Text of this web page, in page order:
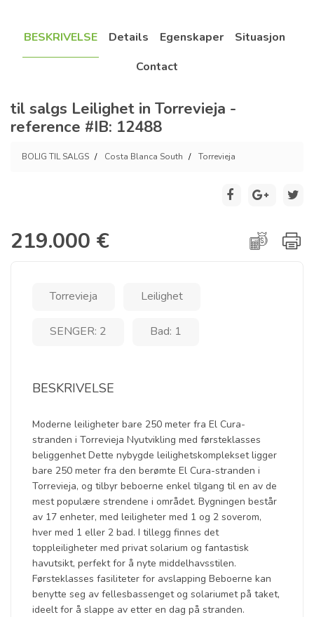
BESKRIVELSE Details Egenskaper
Situasjon
Contact
til salgs Leilighet in Torrevieja -
reference #IB: 12488
BOLIG TIL SALGS Costa Blanca South Torrevieja
219.000 €
Torrevieja Leilighet
SENGER: 2 Bad: 1
BESKRIVELSE
Moderne leiligheter bare 250 meter fra El Cura-
stranden i Torrevieja Nyutvikling med førsteklasses
beliggenhet Dette nybygde leilighetskomplekset ligger
bare 250 meter fra den berømte El Cura-stranden i
Torrevieja, og tilbyr beboerne enkel tilgang til en av de
mest populære strendene i området. Bygningen består
av 17 enheter, med leiligheter med 1 og 2 soverom,
hver med 1 eller 2 bad. I tillegg finnes det
toppleiligheter med privat solarium og fantastisk
havutsikt, perfekt for å nyte middelhavsstilen.
Førsteklasses fasiliteter for avslapping Beboerne kan
benytte seg av fellesbassenget og solariumet på taket,
ideelt for å slappe av etter en dag på stranden.